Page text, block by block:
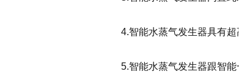
4.智能水蒸气发生器具有超
5.智能水蒸气发生器跟智